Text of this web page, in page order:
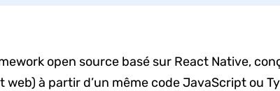
open source basé sur React Native,
à partir d’un même code JavaScript ou